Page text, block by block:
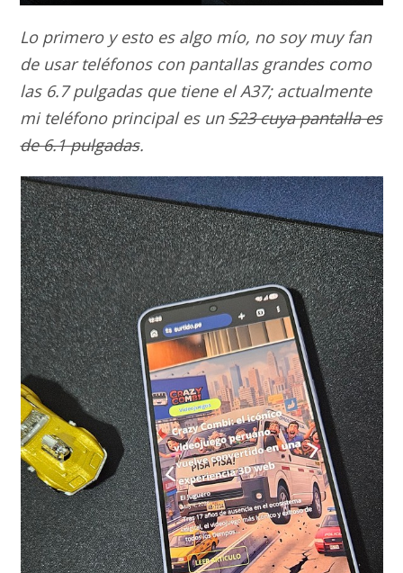
Lo primero y esto es algo mío, no soy muy fan
de usar teléfonos con pantallas grandes como
las 6.7 pulgadas que tiene el A37; actualmente
mi teléfono principal es unS23 cuya pantalla es
de 6.1 pulgadas.